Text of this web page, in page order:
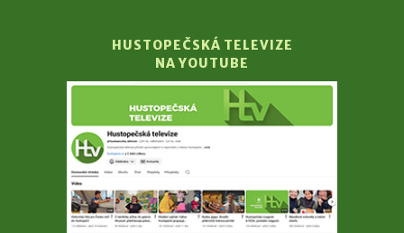
HUSTOPEČSKÁ TELEVIZE
NA YOUTUBE